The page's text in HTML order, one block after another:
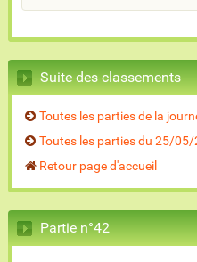
Suite des classements
Toutes les parties de la
Toutes les parties du 25/
Retour page d'accueil
Partie n°42